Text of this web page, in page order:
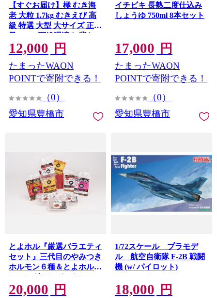
【すぐお届け】極 むき海
老 大粒 1.7kg むきえび 高
級 特選 大型 大サイズ 正味
量 1.5kg 下処理済み 背わ
たなし バラ凍結 海鮮 えび
背ワタ処理済み 時短 簡単
調理 冷凍 定期 海鮮
12,000 円
たまったWAON
POINTで寄附できる！
（0）
愛知県豊橋市
イチビキ 長熟二度仕込み
しょうゆ 750ml 8本セット
17,000 円
たまったWAON
POINTで寄附できる！
（0）
愛知県豊橋市
とよホル『厳選バラエティ
セット』三代目のやみつき
ホルモン６種＆とよホルハ
ンバーグ（３パック）
20,000 円
1/72スケール プラモデ
ル 航空自衛隊 F-2B 戦闘
機 (w/ パイロット)
18,000 円